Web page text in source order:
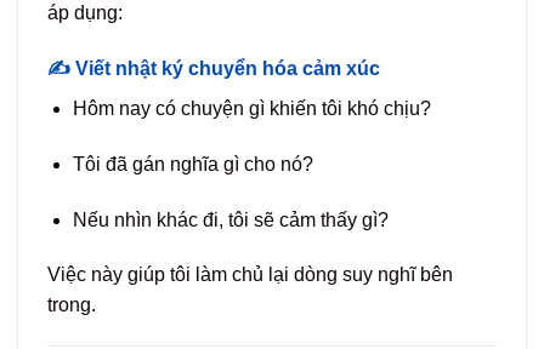
áp dụng:
✍️ Viết nhật ký chuyển hóa cảm xúc
Hôm nay có chuyện gì khiến tôi khó chịu?
Tôi đã gán nghĩa gì cho nó?
Nếu nhìn khác đi, tôi sẽ cảm thấy gì?
Việc này giúp tôi làm chủ lại dòng suy nghĩ bên
trong.